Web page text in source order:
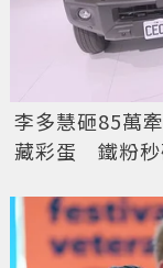
李多慧砸85萬
藏彩蛋 鐵粉秒